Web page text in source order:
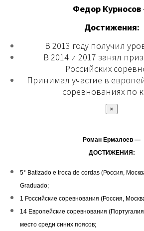
Федор
Достижения:
В 2013 году получил
В 2014 и 2017 занял
Российских
Принимал участие в
соревнованиях по
×
Роман Ермалоев —
ДОСТИЖЕНИЯ:
5° Batizado e troca de cordas (Россия,
Graduado;
1 Российские соревнования (Россия,
14 Европейские соревнования
место среди синих поясов;